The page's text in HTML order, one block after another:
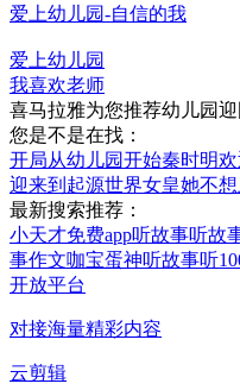
爱上幼儿园-自信的我
爱上幼儿园
我喜欢老师
喜马拉雅为您推荐幼儿园
您是不是在找：
开局从幼儿园开始秦时明
迎来到起源世界女皇她不
最新搜索推荐：
小天才免费app听故事听故
事作文咖宝蛋神听故事听
开放平台
对接海量精彩内容
云剪辑